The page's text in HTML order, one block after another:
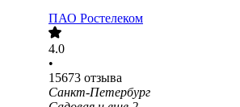
ПАО Ростелеком
4.0
•
15673 отзыва
Санкт-Петербург